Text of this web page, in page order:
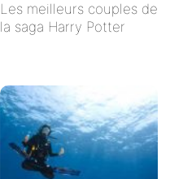
Les meilleurs couples de
la saga Harry Potter